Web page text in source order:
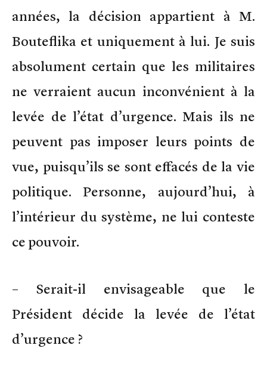
années, la décision appartient à M.
Bouteflika et uniquement à lui. Je suis
absolument certain que les militaires
ne verraient aucun inconvénient à la
levée de l’état d’urgence. Mais ils ne
peuvent pas imposer leurs points de
vue, puisqu’ils se sont effacés de la vie
politique. Personne, aujourd’hui, à
l’intérieur du système, ne lui conteste
ce pouvoir.
– Serait-il envisageable que le
Président décide la levée de l’état
d’urgence ?